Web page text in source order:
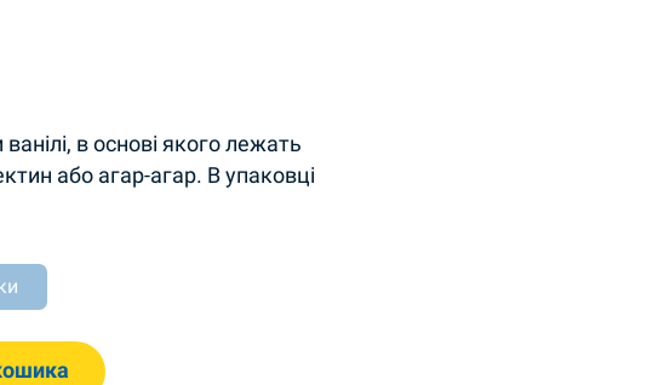
в основі якого лежать
або агар-агар. В упаковці